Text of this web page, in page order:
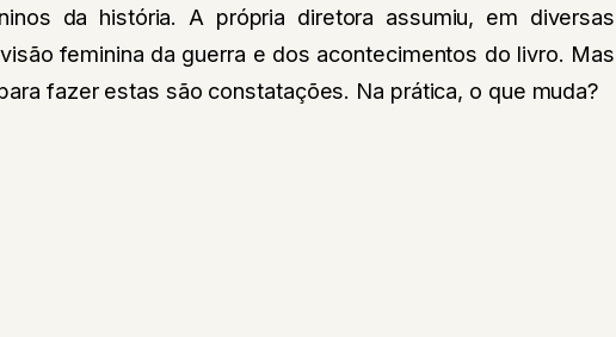
da história. A própria diretora assumiu, em diversas
feminina da guerra e dos acontecimentos do livro. Mas
fazer estas são constatações. Na prática, o que muda?